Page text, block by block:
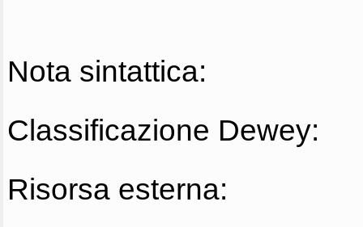
Nota sintattica:
Classificazione Dewey:
Risorsa esterna: